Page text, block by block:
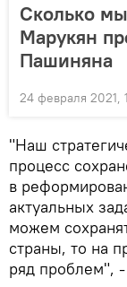
Сколько
Марукян
Пашиняна
24 февраля 2021,
"Наш
процесс
в
актуальных
можем
страны, то на
ряд проблем",